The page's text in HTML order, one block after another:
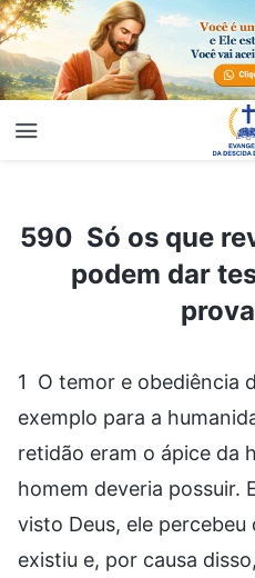
590 Só os que
podem dar
1 O temor e obediência
exemplo para a
retidão eram o ápice da
homem deveria possuir.
visto Deus, ele percebeu
existiu e, por causa